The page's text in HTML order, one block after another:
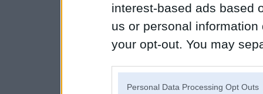
interest-based ads based
us or personal
your opt-out. You may
Personal Data Processing Opt Outs